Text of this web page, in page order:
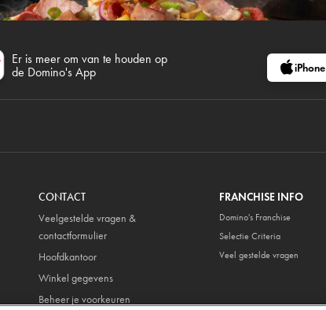
Er is meer om van te houden op
de Domino's App
iPhone
CONTACT
Veelgestelde vragen &
contactformulier
Hoofdkantoor
Winkel gegevens
Beheer je voorkeuren
FRANCHISE INFO
Domino's Franchise
Selectie Criteria
Veel gestelde vragen